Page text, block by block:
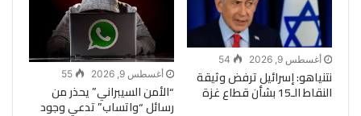
أغسطس 9, 2026 54
نتنياهو: إسرائيل ترفض وثيقة
النقاط الـ15 بشأن قطاع غزة
أغسطس 9, 2026 55
“الأمن السيبراني” يحذر من
رسائل “واتساب” تدعي وجود